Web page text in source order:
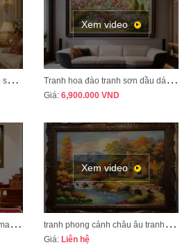
t
ranh treo tường phòng khách sang trọng phong cách tân cổ điển mã CD02
Xem video
T
ranh hoa đào tranh sơn dầu dát vàng vẽ thủ công MÃ HD07
Giá: 6,900.000 VND
B
ộ tranh tứ quý tùng cúc trúc mai tranh bốn mùa xuân hạ thu đông mã TQ13A
Xem video
t
ranh phong cảnh châu âu tranh sơn dầu cao cấp mã CA01
Giá: Liên hệ